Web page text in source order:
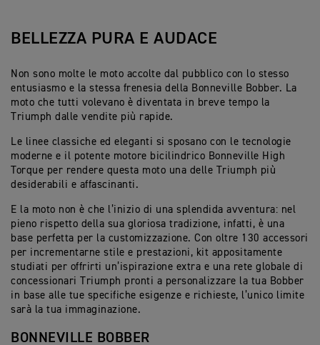
BELLEZZA PURA E AUDACE
Non sono molte le moto accolte dal pubblico con lo stesso
entusiasmo e la stessa frenesia della Bonneville Bobber. La
moto che tutti volevano è diventata in breve tempo la
Triumph dalle vendite più rapide.
Le linee classiche ed eleganti si sposano con le tecnologie
moderne e il potente motore bicilindrico Bonneville High
Torque per rendere questa moto una delle Triumph più
desiderabili e affascinanti.
E la moto non è che l’inizio di una splendida avventura: nel
pieno rispetto della sua gloriosa tradizione, infatti, è una
base perfetta per la customizzazione. Con oltre 130 accessori
per incrementarne stile e prestazioni, kit appositamente
studiati per offrirti un’ispirazione extra e una rete globale di
concessionari Triumph pronti a personalizzare la tua Bobber
in base alle tue specifiche esigenze e richieste, l’unico limite
sarà la tua immaginazione.
BONNEVILLE BOBBER